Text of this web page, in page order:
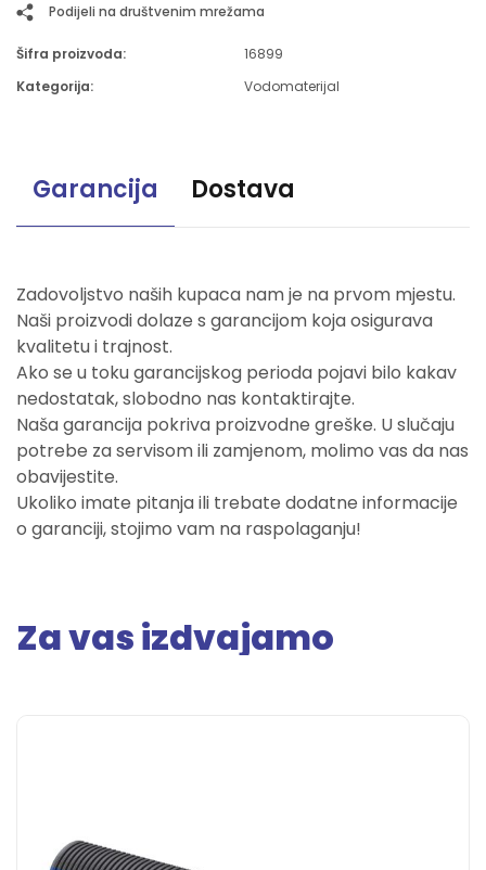
Podijeli na društvenim mrežama
Šifra proizvoda:
16899
Kategorija:
Vodomaterijal
Garancija Dostava
Zadovoljstvo naših kupaca nam je na prvom mjestu.
Naši proizvodi dolaze s garancijom koja osigurava
kvalitetu i trajnost.
Ako se u toku garancijskog perioda pojavi bilo kakav
nedostatak, slobodno nas kontaktirajte.
Naša garancija pokriva proizvodne greške. U slučaju
potrebe za servisom ili zamjenom, molimo vas da nas
obavijestite.
Ukoliko imate pitanja ili trebate dodatne informacije
o garanciji, stojimo vam na raspolaganju!
Za vas izdvajamo